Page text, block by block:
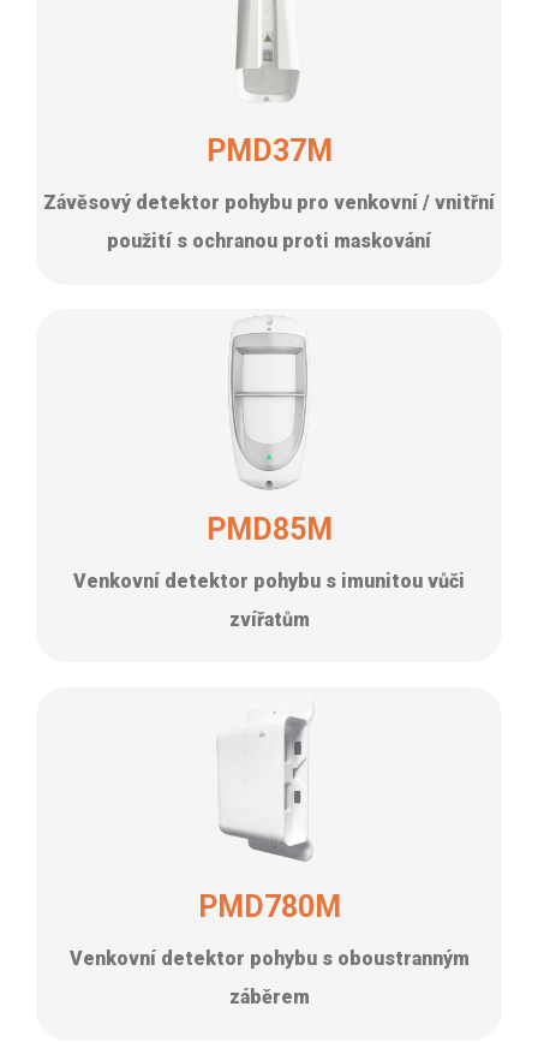
PMD37M
Závěsový detektor pohybu pro venkovní / vnitřní
použití s ochranou proti maskování
PMD85M
Venkovní detektor pohybu s imunitou vůči
zvířatům
PMD780M
Venkovní detektor pohybu s oboustranným
záběrem